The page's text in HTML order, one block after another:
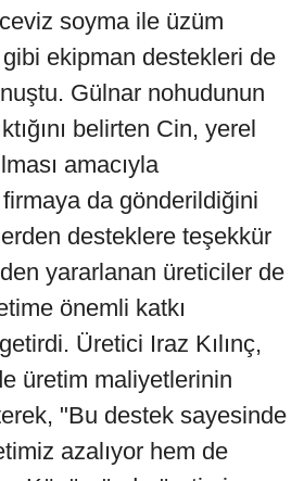
soyma ile üzüm
ekipman destekleri de
Gülnar nohudunun
belirten Cin, yerel
amacıyla
da gönderildiğini
desteklere teşekkür
yararlanan üreticiler de
önemli katkı
Üretici Iraz Kılınç,
üretim maliyetlerinin
"Bu destek sayesinde
azalıyor hem de